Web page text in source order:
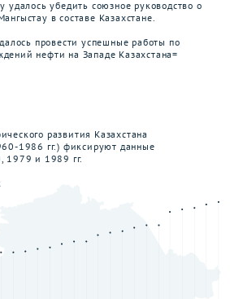
убедить союзное руководство о
в составе Казахстане.
провести успешные работы по
нефти на Западе Казахстана=
развития Казахстана
1986 гг.) фиксируют данные
1979 и 1989 гг.